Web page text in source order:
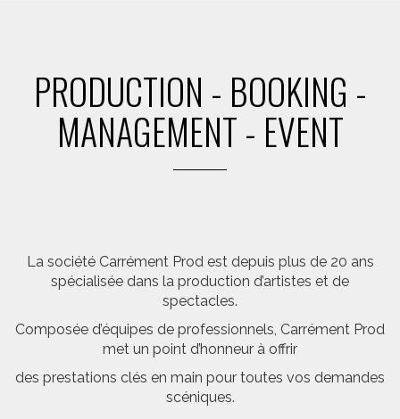
PRODUCTION - BOOKING -
MANAGEMENT - EVENT
La société Carrément Prod est depuis plus de 20 ans
spécialisée dans la production d’artistes et de
spectacles.
Composée d’équipes de professionnels, Carrément Prod
met un point d’honneur à offrir
des prestations clés en main pour toutes vos demandes
scéniques.